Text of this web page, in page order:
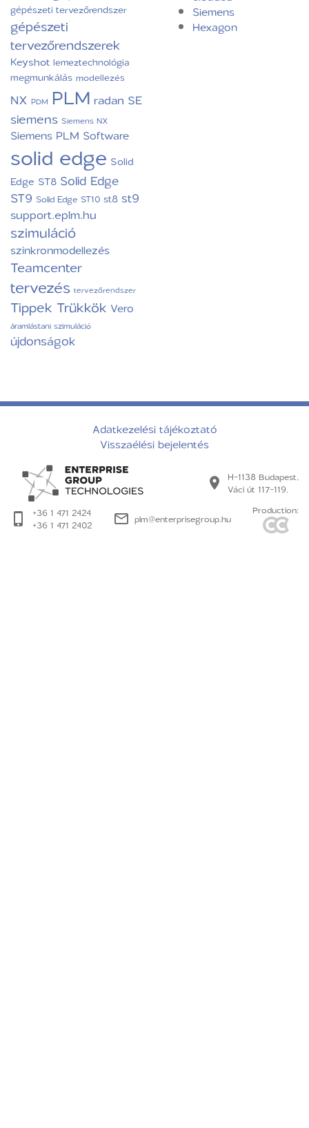
gépészeti tervezőrendszer
gépészeti
tervezőrendszerek
Keyshot lemeztechnológia
megmunkálás modellezés
NX PDM PLM radan SE
siemens Siemens NX
Siemens PLM Software
solid edge Solid
Edge ST8 Solid Edge
ST9 Solid Edge ST10 st8 st9
support.eplm.hu
szimuláció
szinkronmodellezés
Teamcenter
tervezés tervezőrendszer
Tippek Trükkök Vero
áramlástani szimuláció
újdonságok
Siemens
Hexagon
Adatkezelési tájékoztató
Visszaélési bejelentés
H-1138 Budapest,
Váci út 117-119.
+36 1 471 2424
+36 1 471 2402
plm@enterprisegroup.hu
Production: